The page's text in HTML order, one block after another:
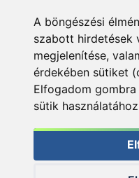
A böngészési
szabott hirdetések
megjelenítése,
érdekében sütiket
Elfogadom
sütik